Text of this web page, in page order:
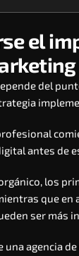
el
del
antes de
los
que en
ser más
agencia